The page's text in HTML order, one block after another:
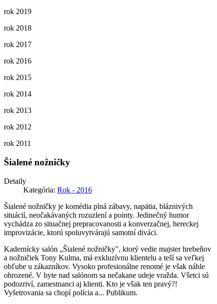
rok 2019
rok 2018
rok 2017
rok 2016
rok 2015
rok 2014
rok 2013
rok 2012
rok 2011
Šialené nožničky
Detaily
Kategória: Rok - 2016
Šialené nožničky je komédia plná zábavy, napätia, bláznivých
situácií, neočakávaných rozuzlení a pointy. Jedinečný humor
vychádza zo situačnej prepracovanosti a konverzačnej, hereckej
improvizácie, ktorú spoluvytvárajú samotní diváci.
Kadernícky salón „Šialené nožničky", ktorý vedie majster hrebeňov
a nožničiek Tony Kulma, má exkluzívnu klientelu a teší sa veľkej
obľube u zákazníkov. Vysoko profesionálne renomé je však náhle
ohrozené. V byte nad salónom sa nečakane udeje vražda. Všetci sú
podozriví, zamestnanci aj klienti. Kto je však ten pravý?!
Vyšetrovania sa chopí polícia a... Publikum.